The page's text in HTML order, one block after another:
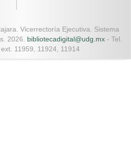
Vicerrectoría Ejecutiva. Sistema
2026. bibliotecadigital@udg.mx - Tel.
11959, 11924, 11914